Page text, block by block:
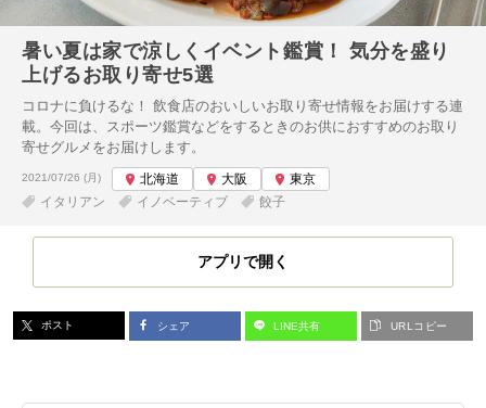
暑い夏は家で涼しくイベント鑑賞！ 気分を盛り
上げるお取り寄せ5選
コロナに負けるな！ 飲食店のおいしいお取り寄せ情報をお届けする連
載。今回は、スポーツ鑑賞などをするときのお供におすすめのお取り
寄せグルメをお届けします。
投稿日:
2021/07/26 (月) 北海道 大阪
東京
イタリアン
イノベーティブ 餃子
アプリで開く
ポスト シェア LINE共有 URLコピー